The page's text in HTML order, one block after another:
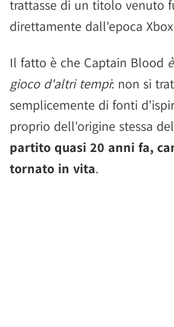
trattasse di un titolo venuto
direttamente dall'epoca
Il fatto è che Captain Blood è
gioco d'altri tempi: non si
semplicemente di fonti
proprio dell'origine stessa
partito quasi 20 anni fa,
tornato in vita.